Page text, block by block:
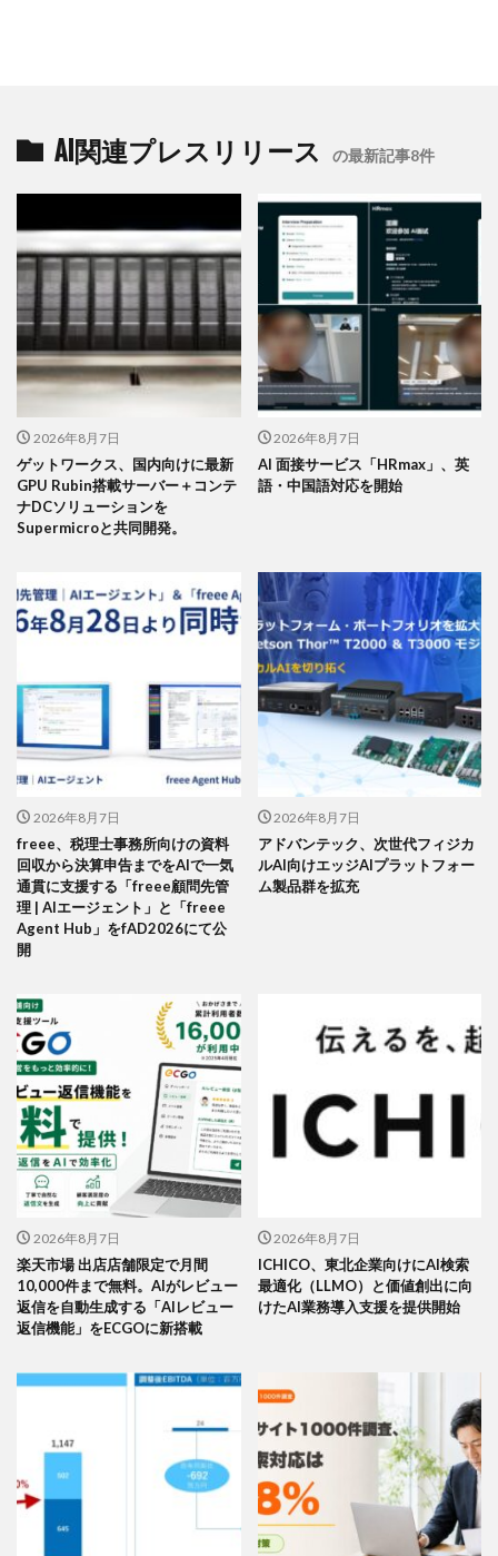
AI関連プレスリリース の最新記事8件
2026年8月7日
ゲットワークス、国内向けに最新
GPU Rubin搭載サーバー＋コンテ
ナDCソリューションを
Supermicroと共同開発。
2026年8月7日
AI 面接サービス「HRmax」、英
語・中国語対応を開始
2026年8月7日
freee、税理士事務所向けの資料
回収から決算申告までをAIで一気
通貫に支援する「freee顧問先管
理 | AIエージェント」と「freee
Agent Hub」をfAD2026にて公
開
2026年8月7日
アドバンテック、次世代フィジカ
ルAI向けエッジAIプラットフォー
ム製品群を拡充
2026年8月7日
楽天市場 出店店舗限定で月間
10,000件まで無料。AIがレビュー
返信を自動生成する「AIレビュー
返信機能」をECGOに新搭載
2026年8月7日
ICHICO、東北企業向けにAI検索
最適化（LLMO）と価値創出に向
けたAI業務導入支援を提供開始